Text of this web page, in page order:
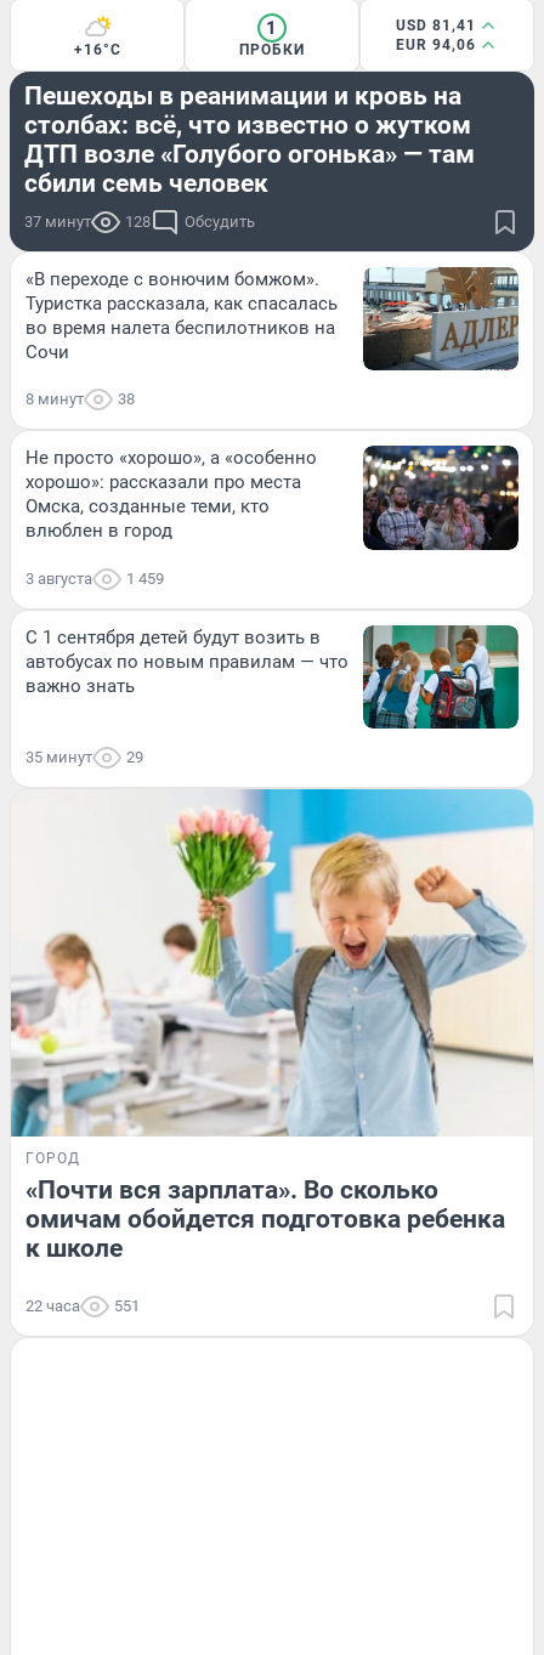
+16°C
1
ПРОБКИ
USD 81,41
EUR 94,06
ХРОНИКА
Пешеходы в реанимации и кровь на
столбах: всё, что известно о жутком
ДТП возле «Голубого огонька» — там
сбили семь человек
37 минут 128 Обсудить
«В переходе с вонючим бомжом».
Туристка рассказала, как спасалась
во время налета беспилотников на
Сочи
8 минут 38
Не просто «хорошо», а «особенно
хорошо»: рассказали про места
Омска, созданные теми, кто
влюблен в город
3 августа 1 459
С 1 сентября детей будут возить в
автобусах по новым правилам — что
важно знать
35 минут 29
ГОРОД
«Почти вся зарплата». Во сколько
омичам обойдется подготовка ребенка
к школе
22 часа 551